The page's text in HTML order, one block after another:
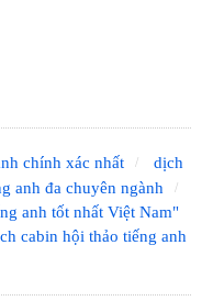
chính xác nhất
dịch
anh đa chuyên ngành
anh tốt nhất Việt Nam"
cabin hội thảo tiếng anh